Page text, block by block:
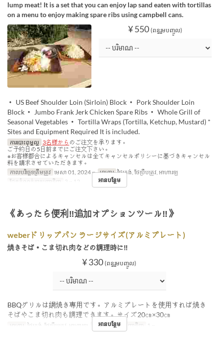
lump meat! It is a set that you can enjoy lap sand eaten with tortillas
on a menu to enjoy making spare ribs using campbell cans.
¥ 550 (ពន្ធរួមបញ្ចូល)
・ US Beef Shoulder Loin (Sirloin) Block ・ Pork Shoulder Loin
Block ・ Jumbo Frank Jerk Chicken Spare Ribs ・ Whole Grill of
Seasonal Vegetables ・ Tortilla Wraps (Tortilla, Ketchup, Mustard) *
Sites and Equipment Required It is included.
ការបោះពុម្ពល្អ 3名様から のご注文を承ります。
ご予約日の5日前までにご注文下さい。
※お客様都合によるキャンセルは全てキャンセルポリシーに基づきキャンセル
料を請求させていただきます。
កាលបរិច្ឆេទត្រឹមត្រូវ មេសា 01, 2024 ~ អាហារ ថ្ងៃត្រង់, ថែប្រឹបត្រូវ, អាហារឡ
ដែនកំណត់ការបញ្ជាទិញ
3 ~ 12 អានបន្ថែម
《あったら便利‼追加オプションツール‼》
weberドリップパン ラージサイズ(アルミプレート)
焼きそば・こま切れ肉などの調理時に‼
¥ 330 (ពន្ធរួមបញ្ចូល)
BBQグリルは網焼き専用です。アルミプレートを使用すれば焼き
そばやこま切れ肉も調理できます。サイズ20㎝×30㎝
អាហារ ថ្ងៃត្រង់, ថែប្រឹបត្រូវ, អាហារឡ ដែនកំណត់ការបញ្ជាទិញ 1 ~
អានបន្ថែម